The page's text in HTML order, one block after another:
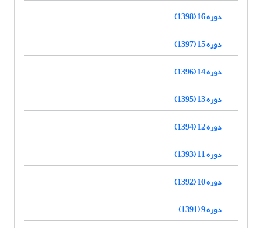
دوره 16 (1398)
دوره 15 (1397)
دوره 14 (1396)
دوره 13 (1395)
دوره 12 (1394)
دوره 11 (1393)
دوره 10 (1392)
دوره 9 (1391)